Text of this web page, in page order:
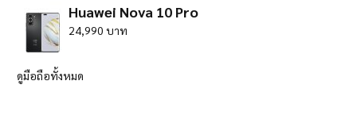
Huawei Nova 10 Pro
24,990 บาท
ดูมือถือทั้งหมด